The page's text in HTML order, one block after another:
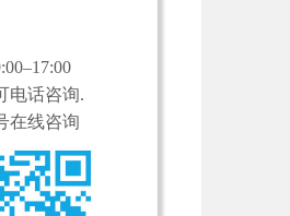
电话咨询.
在线咨询